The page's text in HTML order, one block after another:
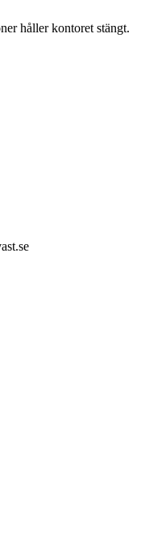
håller kontoret stängt.